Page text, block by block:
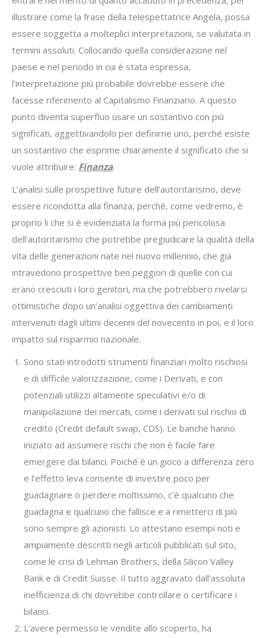
illustrare come la frase della telespettatrice Angela, possa
essere soggetta a molteplici interpretazioni, se valutata in
termini assoluti. Collocando quella considerazione nel
paese e nel periodo in cui è stata espressa,
l’interpretazione più probabile dovrebbe essere che
facesse riferimento al Capitalismo Finanziario. A questo
punto diventa superfluo usare un sostantivo con più
significati, aggettivandolo per definirne uno, perché esiste
un sostantivo che esprime chiaramente il significato che si
vuole attribuire: Finanza.
L’analisi sulle prospettive future dell’autoritarismo, deve
essere ricondotta alla finanza, perché, come vedremo, è
proprio li che si è evidenziata la forma più pericolosa
dell’autoritarismo che potrebbe pregiudicare la qualità della
vita delle generazioni nate nel nuovo millennio, che già
intravedono prospettive ben peggiori di quelle con cui
erano cresciuti i loro genitori, ma che potrebbero rivelarsi
ottimistiche dopo un’analisi oggettiva dei cambiamenti
intervenuti dagli ultimi decenni del novecento in poi, e il loro
impatto sul risparmio nazionale.
Sono stati introdotti strumenti finanziari molto rischiosi
e di difficile valorizzazione, come i Derivati, e con
potenziali utilizzi altamente speculativi e/o di
manipolazione dei mercati, come i derivati sul rischio di
credito (Credit default swap, CDS). Le banche hanno
iniziato ad assumere rischi che non è facile fare
emergere dai bilanci. Poiché è un gioco a differenza zero
e l’effetto leva consente di investire poco per
guadagnare o perdere moltissimo, c’è qualcuno che
guadagna e qualcuno che fallisce e a rimetterci di più
sono sempre gli azionisti. Lo attestano esempi noti e
ampiamente descritti negli articoli pubblicati sul sito,
come le crisi di Lehman Brothers, della Silicon Valley
Bank e di Credit Suisse. Il tutto aggravato dall’assoluta
inefficienza di chi dovrebbe controllare o certificare i
bilanci.
L’avere permesso le vendite allo scoperto, ha